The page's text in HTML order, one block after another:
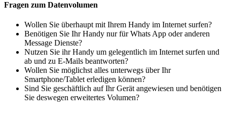
Fragen zum Datenvolumen
Wollen Sie überhaupt mit Ihrem Handy im Internet surfen?
Benötigen Sie Ihr Handy nur für Whats App oder anderen
Message Dienste?
Nutzen Sie ihr Handy um gelegentlich im Internet surfen und
ab und zu E-Mails beantworten?
Wollen Sie möglichst alles unterwegs über Ihr
Smartphone/Tablet erledigen können?
Sind Sie geschäftlich auf Ihr Gerät angewiesen und benötigen
Sie deswegen erweitertes Volumen?